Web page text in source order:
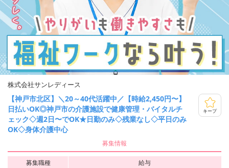
株式会社サンレディース
【神戸市北区】＼20～40代活躍中／【時給2,450円〜】
日払いOK◎神戸市の介護施設で健康管理・バイタルチ
ェック◇週2日〜でOK★日勤のみ◇残業なし◇平日のみ
OK◇身体介護中心
キープ
募集情報
募集職種
給与